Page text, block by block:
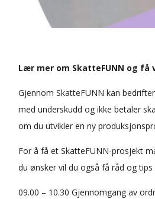
Lær mer om SkatteFUNN og
Gjennom SkatteFUNN kan
med underskudd og ikke betaler
om du utvikler en ny
For å få et SkatteFUNN-prosjekt
du ønsker vil du også få råd og
09.00 – 10.30 Gjennomgang av